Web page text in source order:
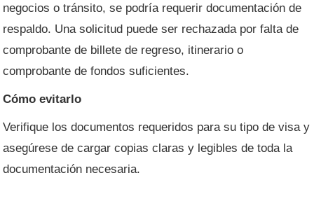
negocios o tránsito, se podría requerir documentación de
respaldo. Una solicitud puede ser rechazada por falta de
comprobante de billete de regreso, itinerario o
comprobante de fondos suficientes.
Cómo evitarlo
Verifique los documentos requeridos para su tipo de visa y
asegúrese de cargar copias claras y legibles de toda la
documentación necesaria.